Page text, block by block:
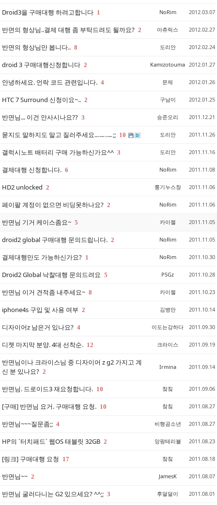
Droid3을 구매대행 하려고합니다 1 NoRim 2012.03.07
반면의 형상님..결제 대행 좀 부탁드려도 될까요? 2 아츄릭스 2012.02.27
반면의 형상님만 봅니다.. 8 도리안 2012.02.24
droid 3 구매대행신청합니다 2 Kamizotouma 2012.01.27
안녕하세요. 언락 코드 관련입니다. 4 문제 2012.01.26
HTC 7 Surround 신청이요~.. 2 구남이 2012.01.25
반면님... 이건 안사시나요?? 3 승준오리 2011.12.21
묻지도 말하지도 말고 질러주세요...ㅡ.ㅡ;; 10 도리안 2011.11.26
갤럭시노트 배터리 구매 가능하신가요^^ 3 도리안 2011.11.16
결제대행 신청합니다. 6 NoRim 2011.11.08
HD2 unlocked 2 룽기누스창 2011.11.06
페이팔 계정이 없으면 비딩못하나요? 2 NoRim 2011.11.06
반면님 기거 케이스좀요~ 5 카이젤 2011.11.05
droid2 global 구매대행 문의드립니다. 2 NoRim 2011.11.05
결제대행만도 가능하신가요? 1 NoRim 2011.10.30
Droid2 Global 낙찰대행 문의드려요 5 PSGz 2011.10.28
반면님 이거 견적좀 내주세요~ 8 카이젤 2011.10.23
iphone4s 구입 및 사용 여부 2 김병만 2011.10.14
디자이어z 남은거 있나요? 4 이도는강하다 2011.09.30
디젯 마지막 분양. 4대 선착순. 12 크라이스 2011.09.19
반면님이나 크라이스님 중 디자이어 z g2 가지고 계
신 분 있나요? 2
Irmina 2011.09.14
반면님. 드로이드3 재요청합니다. 10 챀칰 2011.09.06
[구매] 반면님 요거. 구매대행 요청. 10 챀칰 2011.08.27
반면님~~~질문좀;; 4 비행곰소년 2011.08.27
HP의 `터치패드` 웹OS 태블릿 32GB 2 앙팡테리블 2011.08.23
[링크] 구매대행 요청 17 챀칰 2011.08.18
반면님~~ 2 JamesK 2011.08.07
반면님 굴러다니는 G2 있으세요? ^^;; 3 후덜덜이 2011.08.01